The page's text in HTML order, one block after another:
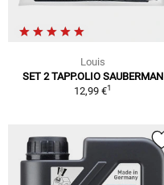
Louis
SET 2 TAPP.OLIO SAUBERMAN
12,99 €1